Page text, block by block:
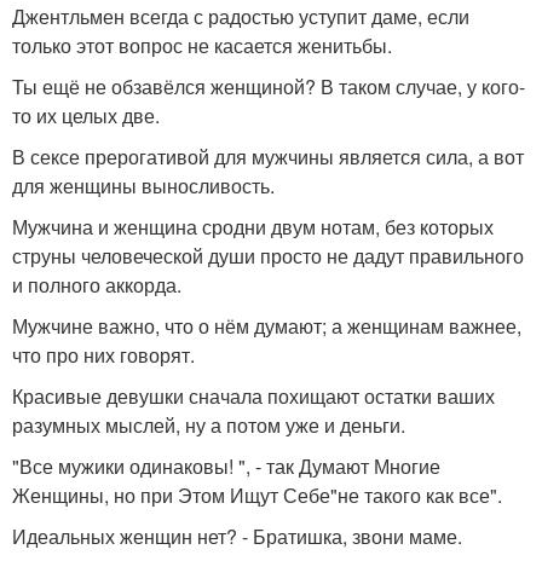
Джентльмен всегда с радостью уступит даме, если
только этот вопрос не касается женитьбы.
Ты ещё не обзавёлся женщиной? В таком случае, у кого-
то их целых две.
В сексе прерогативой для мужчины является сила, а вот
для женщины выносливость.
Мужчина и женщина сродни двум нотам, без которых
струны человеческой души просто не дадут правильного
и полного аккорда.
Мужчине важно, что о нём думают; а женщинам важнее,
что про них говорят.
Красивые девушки сначала похищают остатки ваших
разумных мыслей, ну а потом уже и деньги.
"Все мужики одинаковы! ", - так Думают Многие
Женщины, но при Этом Ищут Себе"не такого как все".
Идеальных женщин нет? - Братишка, звони маме.